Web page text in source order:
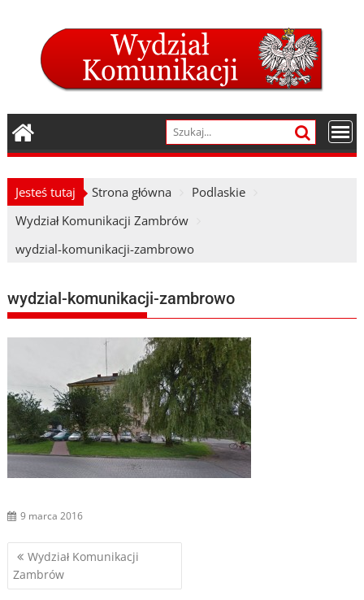
Jesteś tutaj Strona główna
Podlaskie
Wydział Komunikacji Zambrów
wydzial-komunikacji-zambrowo
wydzial-komunikacji-zambrowo
9 marca 2016
Nawigacja
wpisu
Wydział Komunikacji
Zambrów